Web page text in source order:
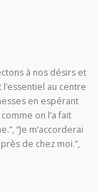
à nos désirs et
au centre
en espérant
on l’a fait
“Je m’accorderai
de chez moi.”,